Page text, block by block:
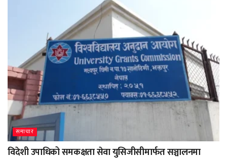
समाचार
विदेशी उपाधिको समकक्षता सेवा युसिजीसीमार्फत सञ्चालनमा